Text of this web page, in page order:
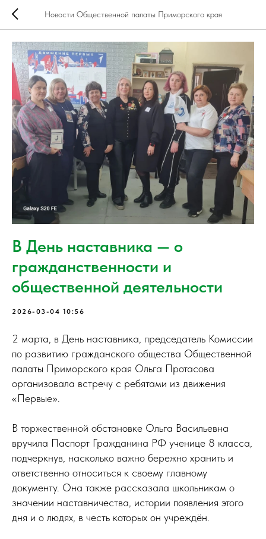
Новости Общественной палаты Приморского края
В День наставника — о
гражданственности и
общественной деятельности
2026-03-04 10:56
2 марта, в День наставника, председатель Комиссии
по развитию гражданского общества Общественной
палаты Приморского края Ольга Протасова
организовала встречу с ребятами из движения
«Первые».
В торжественной обстановке Ольга Васильевна
вручила Паспорт Гражданина РФ ученице 8 класса,
подчеркнув, насколько важно бережно хранить и
ответственно относиться к своему главному
документу. Она также рассказала школьникам о
значении наставничества, истории появления этого
дня и о людях, в честь которых он учреждён.